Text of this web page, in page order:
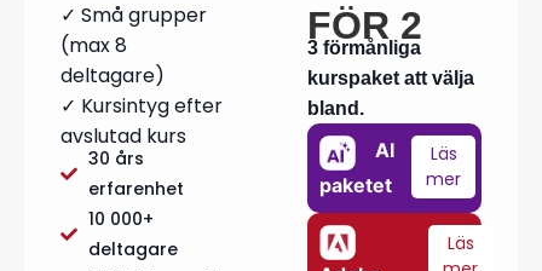
✓ Små grupper
(max 8
deltagare)
✓ Kursintyg efter
avslutad kurs
30 års
erfarenhet
10 000+
deltagare
FÖR 2
3 förmånliga
kurspaket att välja
bland.
AI
paketet
Läs
mer
Läs